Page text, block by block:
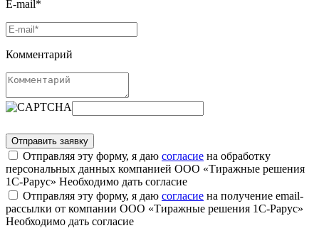
E-mail*
Комментарий
Отправляя эту форму, я даю согласие на обработку
персональных данных компанией ООО «Тиражные решения
1С-Рарус» Необходимо дать согласие
Отправляя эту форму, я даю согласие на получение email-
рассылки от компании ООО «Тиражные решения 1С-Рарус»
Необходимо дать согласие